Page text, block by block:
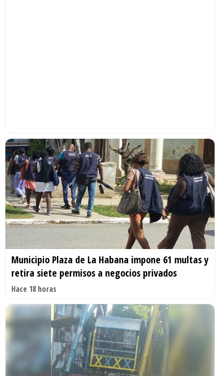
Municipio Plaza de La Habana impone 61 multas y
retira siete permisos a negocios privados
Hace 18 horas